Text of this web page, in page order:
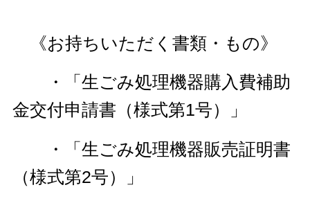
《お持ちいただく書類・もの》
・「生ごみ処理機器購入費補助
金交付申請書（様式第1号）」
・「生ごみ処理機器販売証明書
（様式第2号）」